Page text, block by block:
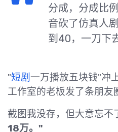
分成，分成比
音砍了仿真人
到40，一刀下
"短剧 一万播放五块钱"冲
工作室的老板发了条朋友
截图我没存，但大意忘不
18万。"